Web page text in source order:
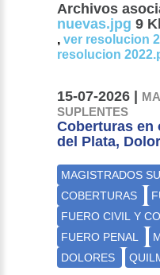
Archivos
nuevas.jpg 9
,ver resolucion
resolucion
15-07-2026 |
SUPLENTES
Coberturas en
del Plata,